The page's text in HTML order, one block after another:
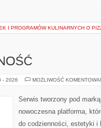
I PROGRAMÓW KULINARNYCH O
- 2026 MOŻLIWOŚĆ
Serwis tworzony pod
nowoczesna platforma,
do codzienności, estetyki i